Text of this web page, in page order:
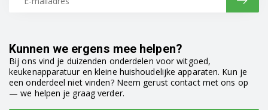
Kunnen we ergens mee helpen?
Bij ons vind je duizenden onderdelen voor witgoed,
keukenapparatuur en kleine huishoudelijke apparaten. Kun je
een onderdeel niet vinden? Neem gerust contact met ons op
— we helpen je graag verder.